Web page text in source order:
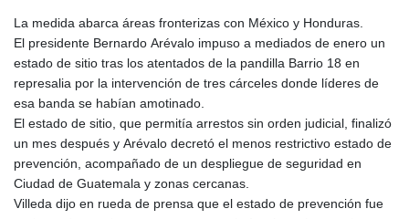
La medida abarca áreas fronterizas con México y Honduras.
El presidente Bernardo Arévalo impuso a mediados de enero un
estado de sitio tras los atentados de la pandilla Barrio 18 en
represalia por la intervención de tres cárceles donde líderes de
esa banda se habían amotinado.
El estado de sitio, que permitía arrestos sin orden judicial, finalizó
un mes después y Arévalo decretó el menos restrictivo estado de
prevención, acompañado de un despliegue de seguridad en
Ciudad de Guatemala y zonas cercanas.
Villeda dijo en rueda de prensa que el estado de prevención fue